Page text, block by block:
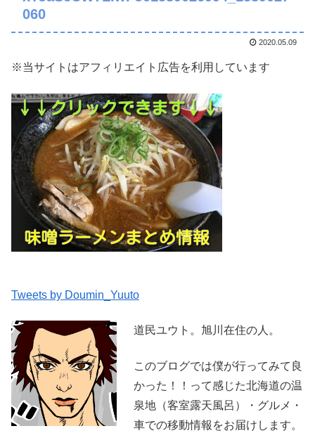
060
2020.05.09
※当サイトはアフィリエイト広告を利用しています
Tweets by Doumin_Yuuto
道民ユウト。旭川在住の人。
このブログでは僕が行ってみて良
かった！！って感じた北海道の温
泉地（客室露天風呂）・グルメ・
車での移動情報をお届けします。